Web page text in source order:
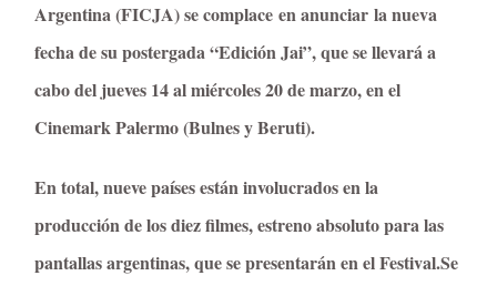
Argentina (FICJA)se complace en anunciar la nueva
fecha de su postergada “Edición Jai”, que se llevará a
cabo del jueves 14 al miércoles 20 de marzo, en el
Cinemark Palermo (Bulnes y Beruti).
En total, nueve países están involucrados en la
producción de los diez filmes, estreno absoluto para las
pantallas argentinas, que se presentarán en el Festival.Se